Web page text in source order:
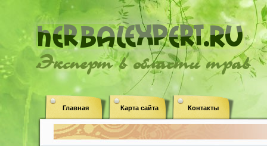
Эксперт в области трав
Главная Карта сайта Контакты